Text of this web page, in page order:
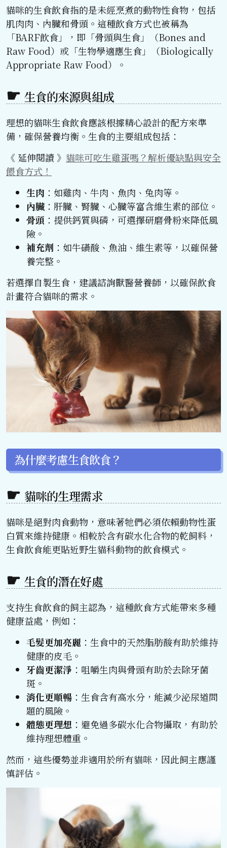
貓咪的生食飲食指的是未經烹煮的動物性食物，包括
肌肉肉、內臟和骨頭。這種飲食方式也被稱為
「BARF飲食」，即「骨頭與生食」（Bones and
Raw Food）或「生物學適應生食」（Biologically
Appropriate Raw Food）。
生食的來源與組成
理想的貓咪生食飲食應該根據精心設計的配方來準
備，確保營養均衡。生食的主要組成包括：
《 延伸閱讀 》 貓咪可吃生雞蛋嗎？解析優缺點與安全
餵食方式！
生肉 ：如雞肉、牛肉、魚肉、兔肉等。
內臟 ：肝臟、腎臟、心臟等富含維生素的部位。
骨頭 ：提供鈣質與磷，可選擇研磨骨粉來降低風
險。
補充劑 ：如牛磺酸、魚油、維生素等，以確保營
養完整。
若選擇自製生食，建議諮詢獸醫營養師，以確保飲食
計畫符合貓咪的需求。
為什麼考慮生食飲食？
貓咪的生理需求
貓咪是絕對肉食動物，意味著牠們必須依賴動物性蛋
白質來維持健康。相較於含有碳水化合物的乾飼料，
生食飲食能更貼近野生貓科動物的飲食模式。
生食的潛在好處
支持生食飲食的飼主認為，這種飲食方式能帶來多種
健康益處，例如：
毛髮更加亮麗 ：生食中的天然脂肪酸有助於維持
健康的皮毛。
牙齒更潔淨 ：咀嚼生肉與骨頭有助於去除牙菌
斑。
消化更順暢 ：生食含有高水分，能減少泌尿道問
題的風險。
體態更理想 ：避免過多碳水化合物攝取，有助於
維持理想體重。
然而，這些優勢並非適用於所有貓咪，因此飼主應謹
慎評估。